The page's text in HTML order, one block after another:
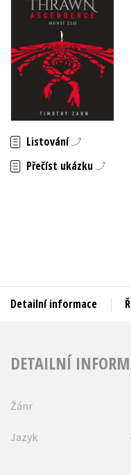
🎁DÁRKOVÉ PUBLIKACE
✉️ DÁRKOVÉ POUKAZY
Auto - moto
Beletrie pro děti
Beletrie pro dospělé
Listování
Přečíst ukázku
Detailní informace
DETAILNÍ
Žánr
Jazyk